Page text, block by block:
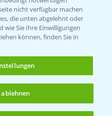
uns
nicht verfügbar machen
die unten abgelehnt oder
Sie Ihre Einwilligungen
können, finden Sie in
ablehnen